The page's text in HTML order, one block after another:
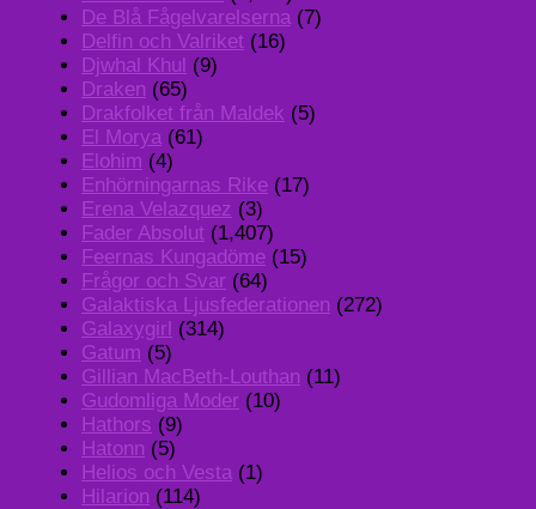
De Blå Fågelvarelserna (7)
Delfin och Valriket (16)
Djwhal Khul (9)
Draken (65)
Drakfolket från Maldek (5)
El Morya (61)
Elohim (4)
Enhörningarnas Rike (17)
Erena Velazquez (3)
Fader Absolut (1,407)
Feernas Kungadöme (15)
Frågor och Svar (64)
Galaktiska Ljusfederationen (272)
Galaxygirl (314)
Gatum (5)
Gillian MacBeth-Louthan (11)
Gudomliga Moder (10)
Hathors (9)
Hatonn (5)
Helios och Vesta (1)
Hilarion (114)